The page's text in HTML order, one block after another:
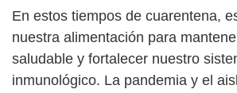
En estos tiempos de cuarentena,
nuestra alimentación para
saludable y fortalecer nuestro
inmunológico. La pandemia y el